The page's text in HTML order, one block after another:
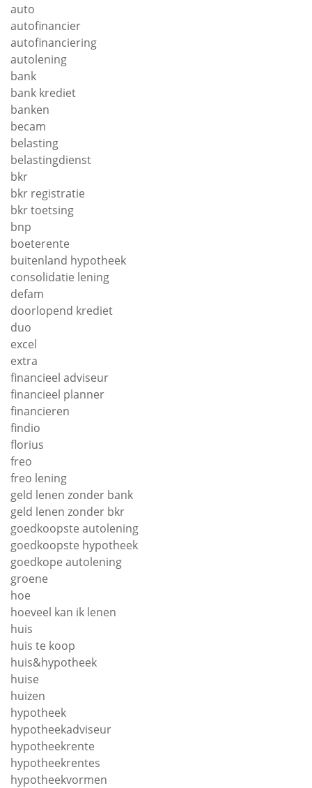
auto
autofinancier
autofinanciering
autolening
bank
bank krediet
banken
becam
belasting
belastingdienst
bkr
bkr registratie
bkr toetsing
bnp
boeterente
buitenland hypotheek
consolidatie lening
defam
doorlopend krediet
duo
excel
extra
financieel adviseur
financieel planner
financieren
findio
florius
freo
freo lening
geld lenen zonder bank
geld lenen zonder bkr
goedkoopste autolening
goedkoopste hypotheek
goedkope autolening
groene
hoe
hoeveel kan ik lenen
huis
huis te koop
huis&hypotheek
huise
huizen
hypotheek
hypotheekadviseur
hypotheekrente
hypotheekrentes
hypotheekvormen